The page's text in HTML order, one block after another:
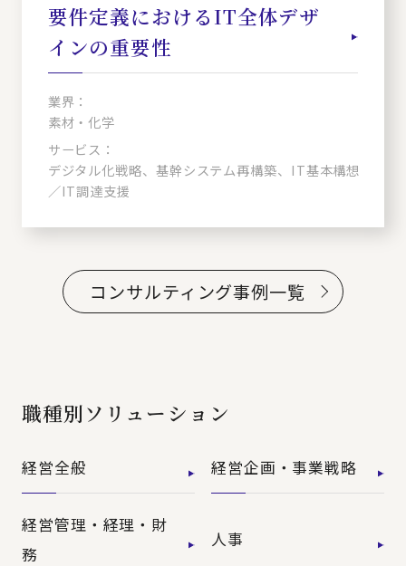
要件定義におけるIT全体デザ
インの重要性
業界：
素材・化学
サービス：
デジタル化戦略、基幹システム再構築、IT基本構想
／IT調達支援
コンサルティング事例一覧
職種別ソリューション
経営全般 経営企画・事業戦略
経営管理・経理・財
務
人事